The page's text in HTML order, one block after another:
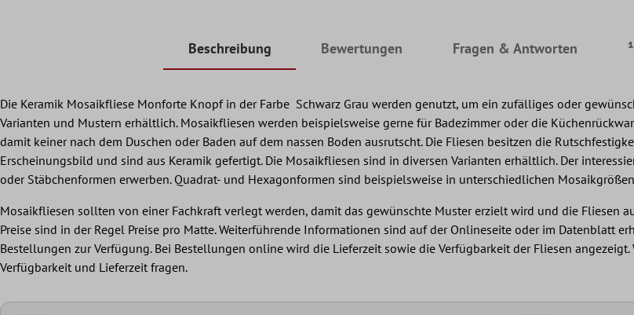
Beschreibung Bewertungen Fragen & Antworten
Die Keramik Mosaikfliese Monforte Knopf in der Farbe Schwarz Grau werden genutzt, um ein zufälliges oder
Varianten und Mustern erhältlich. Mosaikfliesen werden beispielsweise gerne für Badezimmer oder die
damit keiner nach dem Duschen oder Baden auf dem nassen Boden ausrutscht. Die Fliesen besitzen die
Erscheinungsbild und sind aus Keramik gefertigt. Die Mosaikfliesen sind in diversen Varianten erhältlich. Der
oder Stäbchenformen erwerben. Quadrat- und Hexagonformen sind beispielsweise in unterschiedlichen
Mosaikfliesen sollten von einer Fachkraft verlegt werden, damit das gewünschte Muster erzielt wird und die Fliesen
Preise sind in der Regel Preise pro Matte. Weiterführende Informationen sind auf der Onlineseite oder im Datenblatt
Bestellungen zur Verfügung. Bei Bestellungen online wird die Lieferzeit sowie die Verfügbarkeit der Fliesen
Verfügbarkeit und Lieferzeit fragen.